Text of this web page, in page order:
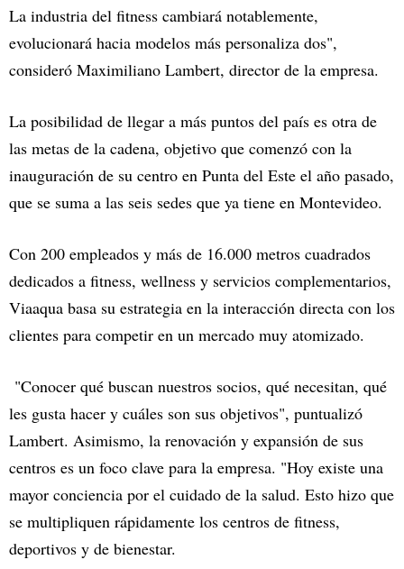
La industria del fitness cambiará notablemente,
evolucionará hacia modelos más personaliza dos",
consideró Maximiliano Lambert, director de la empresa.
La posibilidad de llegar a más puntos del país es otra de
las metas de la cadena, objetivo que comenzó con la
inauguración de su centro en Punta del Este el año pasado,
que se suma a las seis sedes que ya tiene en Montevideo.
Con 200 empleados y más de 16.000 metros cuadrados
dedicados a fitness, wellness y servicios complementarios,
Viaaqua basa su estrategia en la interacción directa con los
clientes para competir en un mercado muy atomizado.
"Conocer qué buscan nuestros socios, qué necesitan, qué
les gusta hacer y cuáles son sus objetivos", puntualizó
Lambert. Asimismo, la renovación y expansión de sus
centros es un foco clave para la empresa. "Hoy existe una
mayor conciencia por el cuidado de la salud. Esto hizo que
se multipliquen rápidamente los centros de fitness,
deportivos y de bienestar.